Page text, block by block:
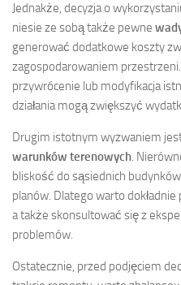
Jednakże, decyzja o
niesie ze sobą także pewne
generować dodatkowe koszty
zagospodarowaniem
przywrócenie lub modyfikacja
działania mogą zwiększyć
Drugim istotnym wyzwaniem
warunków terenowych.
bliskość do sąsiednich
planów. Dlatego warto
a także skonsultować się z
problemów.
Ostatecznie, przed podjęciem